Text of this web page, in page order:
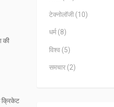
की
क्रिकेट
टेक्नोलॉजी (10)
धर्म (8)
विश्व (5)
समचार (2)